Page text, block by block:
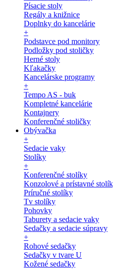
Písacie stoly
Regály a knižnice
Doplnky do kancelárie
+
Podstavce pod monitory
Podložky pod stoličky
Herné stoly
Kľakačky
Kancelárske programy
+
Tempo AS - buk
Kompletné kancelárie
Kontajnery
Konferenčné stoličky
Obývačka
+
Sedacie vaky
Stolíky
+
Konferenčné stolíky
Konzolové a prístavné
Príručné stolíky
Tv stolíky
Pohovky
Taburety a sedacie vaky
Sedačky a sedacie súpravy
+
Rohové sedačky
Sedačky v tvare U
Kožené sedačky